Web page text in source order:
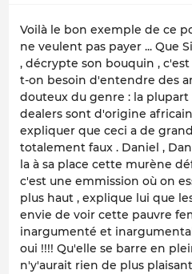
Voilà le bon exemple de ce
ne veulent pas payer ... Que
, décrypte son bouquin ,
t-on besoin d'entendre des
douteux du genre : la
dealers sont d'origine
expliquer que ceci a de
totalement faux . Daniel ,
la à sa place cette murène
c'est une emmission où on
plus haut , explique lui que
envie de voir cette pauvre
inargumenté et
oui !!!! Qu'elle se barre en
n'y'aurait rien de plus